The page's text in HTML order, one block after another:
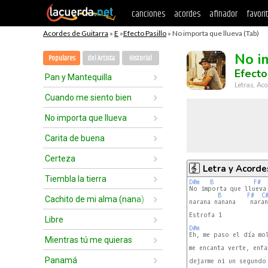
canciones acordes afinador
Acordes de Guitarra » E »Efecto Pasillo » No importa que llueva (Tab)
Populares del Artista Historial
Pan y Mantequilla
Cuando me siento bien
No importa que llueva
Carita de buena
Certeza
Tiembla la tierra
Cachito de mi alma (nana)
Libre
Mientras tú me quieras
Panamá
No
Letras,
Letra y
D#m B F#
No importa que
B
F# C#
narana nanana
Estrofa 1
D#m
Eh, me paso el día
me encanta verte,
dejarme ni un